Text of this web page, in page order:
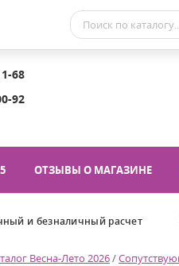
68
92
ОТЗЫВЫ О МАГАЗИНЕ
и безналичный расчет
Весна-Лето 2026/